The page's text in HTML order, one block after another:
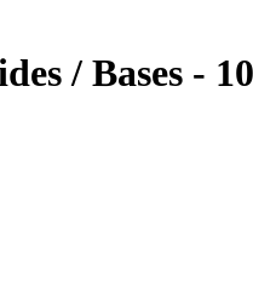
/ Bases -